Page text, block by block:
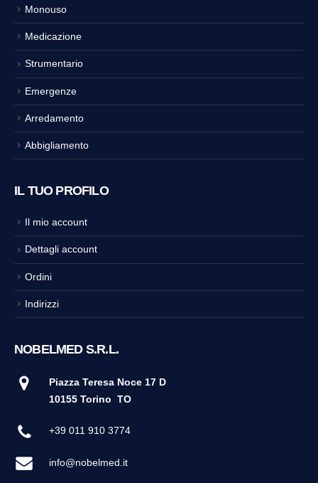
Monouso
Medicazione
Strumentario
Emergenze
Arredamento
Abbigliamento
IL TUO PROFILO
Il mio account
Dettagli account
Ordini
Indirizzi
NOBELMED S.R.L.
Piazza Teresa Noce 17 D
10155 Torino TO
+39 011 910 3774
info@nobelmed.it